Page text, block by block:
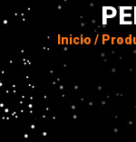
Inicio /